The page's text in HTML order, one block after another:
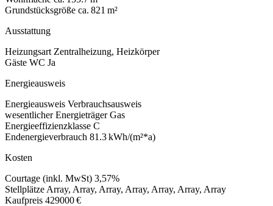
Grundstücksgröße ca. 821 m²
Ausstattung
Heizungsart Zentralheizung, Heizkörper
Gäste WC Ja
Energieausweis
Energieausweis Verbrauchsausweis
wesentlicher Energieträger Gas
Energieeffizienzklasse C
Endenergieverbrauch 81.3 kWh/(m²*a)
Kosten
Courtage (inkl. MwSt) 3,57%
Stellplätze Array, Array, Array, Array, Array, Array, Array
Kaufpreis 429000 €